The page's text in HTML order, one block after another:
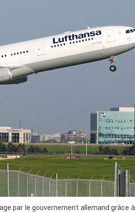
par le gouvernement allemand grâce